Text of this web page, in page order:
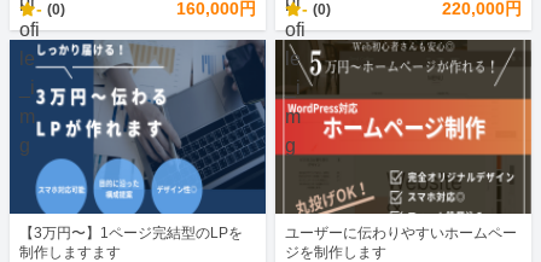
- (0) 160,000円 - (0) 220,000円
【3万円〜】1ページ完結型のLPを
制作しますます
ユーザーに伝わりやすいホームペー
ジを制作します